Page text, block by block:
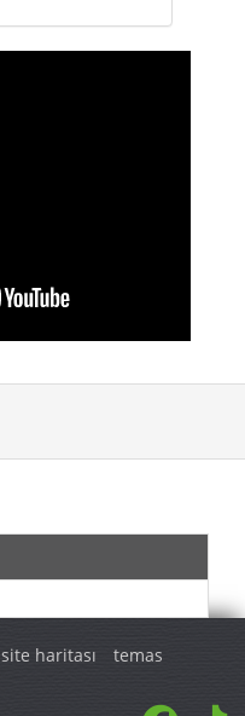
site haritası
temas